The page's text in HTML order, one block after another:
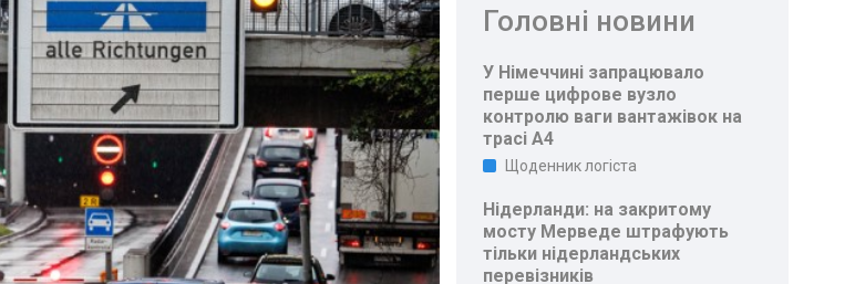
Головні новини
У Німеччині запрацювало
перше цифрове вузло
контролю ваги вантажівок на
трасі A4
Щоденник логіста
Нідерланди: на закритому
мосту Мерведе штрафують
тільки нідерландських
перевізників